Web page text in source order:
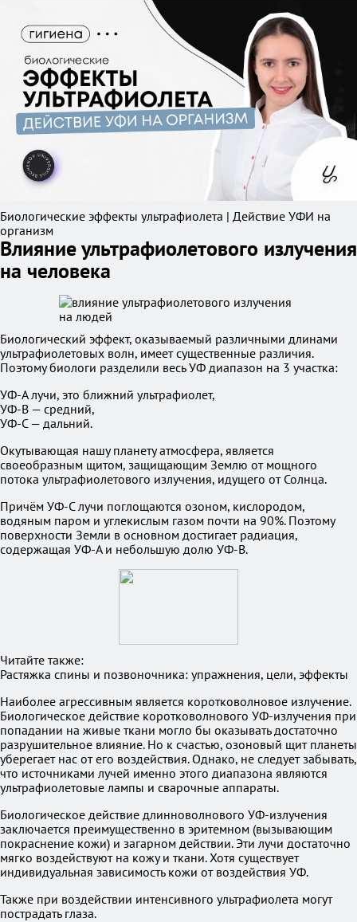
Биологические эффекты ультрафиолета | Действие УФИ на
организм
Влияние ультрафиолетового излучения
на человека
Биологический эффект, оказываемый различными длинами
ультрафиолетовых волн, имеет существенные различия.
Поэтому биологи разделили весь УФ диапазон на 3 участка:
УФ-A лучи, это ближний ультрафиолет,
УФ-B — средний,
УФ-C — дальний.
Окутывающая нашу планету атмосфера, является
своеобразным щитом, защищающим Землю от мощного
потока ультрафиолетового излучения, идущего от Солнца.
Причём УФ-C лучи поглощаются озоном, кислородом,
водяным паром и углекислым газом почти на 90%. Поэтому
поверхности Земли в основном достигает радиация,
содержащая УФ-A и небольшую долю УФ-В.
Читайте также:
Растяжка спины и позвоночника: упражнения, цели, эффекты
Наиболее агрессивным является коротковолновое излучение.
Биологическое действие коротковолнового УФ-излучения при
попадании на живые ткани могло бы оказывать достаточно
разрушительное влияние. Но к счастью, озоновый щит планеты
уберегает нас от его воздействия. Однако, не следует забывать,
что источниками лучей именно этого диапазона являются
ультрафиолетовые лампы и сварочные аппараты.
Биологическое действие длинноволнового УФ-излучения
заключается преимущественно в эритемном (вызывающим
покраснение кожи) и загарном действии. Эти лучи достаточно
мягко воздействуют на кожу и ткани. Хотя существует
индивидуальная зависимость кожи от воздействия УФ.
Также при воздействии интенсивного ультрафиолета могут
пострадать глаза.